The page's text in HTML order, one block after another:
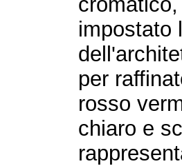
impostato
per
rosso
chiaro e